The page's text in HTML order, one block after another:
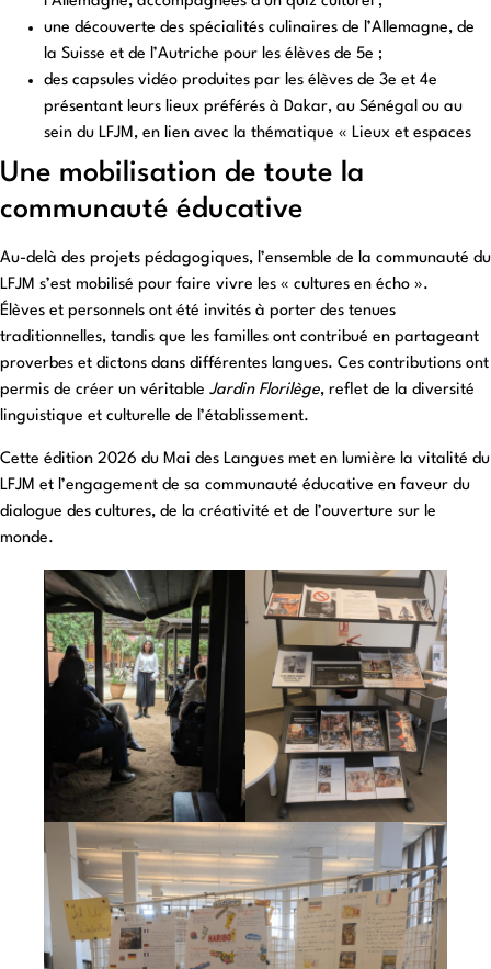
une découverte des spécialités culinaires de l’Allemagne, de
la Suisse et de l’Autriche pour les élèves de 5e ;
des capsules vidéo produites par les élèves de 3e et 4e
présentant leurs lieux préférés à Dakar, au Sénégal ou au
sein du LFJM, en lien avec la thématique « Lieux et espaces
Une mobilisation de toute la
communauté éducative
Au-delà des projets pédagogiques, l’ensemble de la communauté du
LFJM s’est mobilisé pour faire vivre les « cultures en écho ».
Élèves et personnels ont été invités à porter des tenues
traditionnelles, tandis que les familles ont contribué en partageant
proverbes et dictons dans différentes langues. Ces contributions ont
permis de créer un véritable Jardin Florilège, reflet de la diversité
linguistique et culturelle de l’établissement.
Cette édition 2026 du Mai des Langues met en lumière la vitalité du
LFJM et l’engagement de sa communauté éducative en faveur du
dialogue des cultures, de la créativité et de l’ouverture sur le
monde.